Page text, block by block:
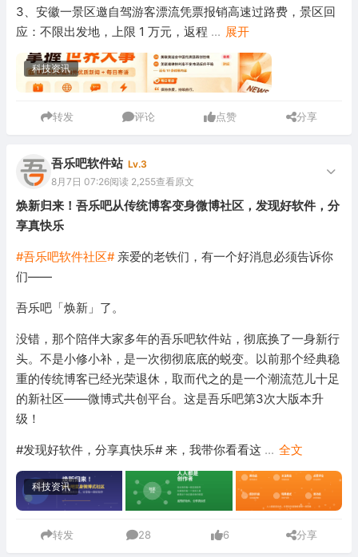
3、安徽一景区邀自驾游客漂流凭票报销高速过路费，景区回
应：不限出发地，上限 1 万元，返程 ... 展开
科技资讯
转发 评论 点赞 分享
吾乐吧软件站 Lv.3
8月7日 07:26阅读 2,255查看原文
焕新归来！吾乐吧从传统博客变身微博社区，发现好软件，分
享真快乐
#吾乐吧软件社区#亲爱的老铁们，有一个好消息必须告诉你
们——
吾乐吧「焕新」了。
没错，那个陪伴大家多年的吾乐吧软件站，彻底换了一身新行
头。不是小修小补，是一次彻彻底底的蜕变。以前那个经典稳
重的传统博客已经光荣退休，取而代之的是一个潮流范儿十足
的新社区——微博式共创平台。这是吾乐吧第3次大版本升
级！
#发现好软件，分享真快乐# 来，我带你看看这 ... 全文
科技资讯
转发 28 6 分享